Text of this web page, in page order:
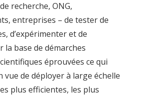
recherche, ONG,
entreprises – de tester de
d’expérimenter et de
base de démarches
éprouvées ce qui
vue de déployer à large échelle
plus efficientes, les plus